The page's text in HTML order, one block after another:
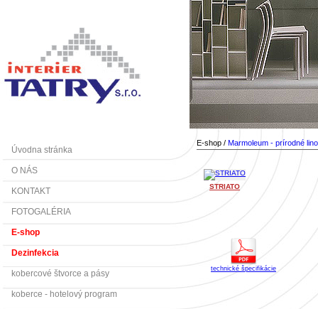
Úvodna stránka
O NÁS
KONTAKT
FOTOGALÉRIA
E-shop
Dezinfekcia
kobercové štvorce a pásy
koberce - hotelový program
E-shop / Marmoleum - prírodné
STRIATO
technické špecifikácie